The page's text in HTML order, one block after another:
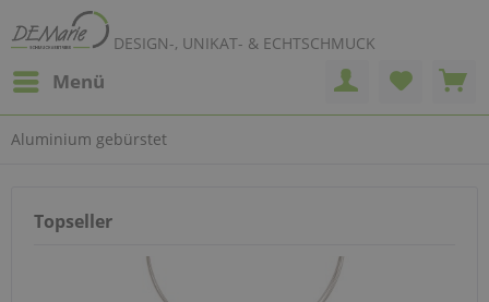
DESIGN-, UNIKAT- & ECHTSCHMUCK
Menü
Aluminium gebürstet
Topseller